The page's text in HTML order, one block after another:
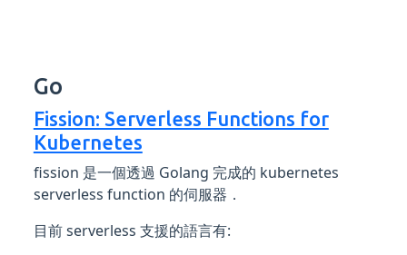
Go
Fission: Serverless Functions for
Kubernetes
fission 是一個透過 Golang 完成的 kubernetes
serverless function 的伺服器．
目前 serverless 支援的語言有: